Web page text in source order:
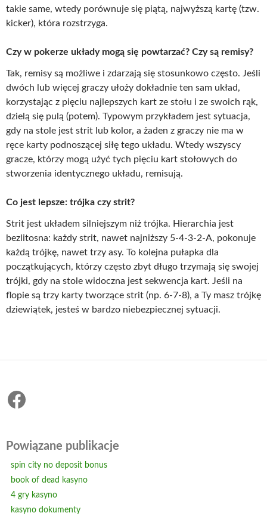
takie same, wtedy porównuje się piątą, najwyższą kartę (tzw.
kicker), która rozstrzyga.
Czy w pokerze układy mogą się powtarzać? Czy są remisy?
Tak, remisy są możliwe i zdarzają się stosunkowo często. Jeśli
dwóch lub więcej graczy ułoży dokładnie ten sam układ,
korzystając z pięciu najlepszych kart ze stołu i ze swoich rąk,
dzielą się pulą (potem). Typowym przykładem jest sytuacja,
gdy na stole jest strit lub kolor, a żaden z graczy nie ma w
ręce karty podnoszącej siłę tego układu. Wtedy wszyscy
gracze, którzy mogą użyć tych pięciu kart stołowych do
stworzenia identycznego układu, remisują.
Co jest lepsze: trójka czy strit?
Strit jest układem silniejszym niż trójka. Hierarchia jest
bezlitosna: każdy strit, nawet najniższy 5-4-3-2-A, pokonuje
każdą trójkę, nawet trzy asy. To kolejna pułapka dla
początkujących, którzy często zbyt długo trzymają się swojej
trójki, gdy na stole widoczna jest sekwencja kart. Jeśli na
flopie są trzy karty tworzące strit (np. 6-7-8), a Ty masz trójkę
dziewiątek, jesteś w bardzo niebezpiecznej sytuacji.
Facebook
Powiązane publikacje
spin city no deposit bonus
book of dead kasyno
4 gry kasyno
kasyno dokumenty